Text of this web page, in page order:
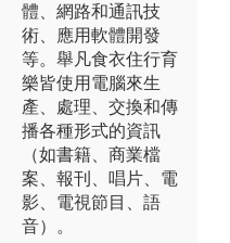
體、網路和通訊技
術、應用軟體開發
等。舉凡食衣住行育
樂皆使用電腦來生
產、處理、交換和傳
播各種形式的資訊
（如書籍、商業檔
案、報刊、唱片、電
影、電視節目、語
音）。